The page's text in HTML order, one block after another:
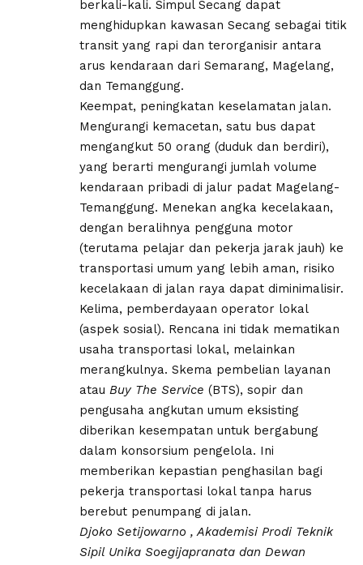
berkali-kali. Simpul Secang dapat
menghidupkan kawasan Secang sebagai titik
transit yang rapi dan terorganisir antara
arus kendaraan dari Semarang, Magelang,
dan Temanggung.
Keempat, peningkatan keselamatan jalan.
Mengurangi kemacetan, satu bus dapat
mengangkut 50 orang (duduk dan berdiri),
yang berarti mengurangi jumlah volume
kendaraan pribadi di jalur padat Magelang-
Temanggung. Menekan angka kecelakaan,
dengan beralihnya pengguna motor
(terutama pelajar dan pekerja jarak jauh) ke
transportasi umum yang lebih aman, risiko
kecelakaan di jalan raya dapat diminimalisir.
Kelima, pemberdayaan operator lokal
(aspek sosial). Rencana ini tidak mematikan
usaha transportasi lokal, melainkan
merangkulnya. Skema pembelian layanan
atau Buy The Service (BTS), sopir dan
pengusaha angkutan umum eksisting
diberikan kesempatan untuk bergabung
dalam konsorsium pengelola. Ini
memberikan kepastian penghasilan bagi
pekerja transportasi lokal tanpa harus
berebut penumpang di jalan.
Djoko Setijowarno , Akademisi Prodi Teknik
Sipil Unika Soegijapranata dan Dewan